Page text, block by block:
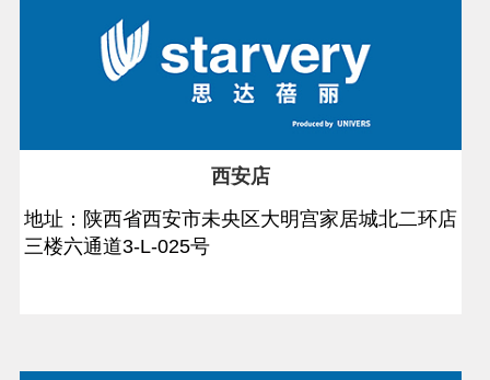
西安店
地址：陕西省西安市未央区大明宫家居城北二环店
三楼六通道3-L-025号